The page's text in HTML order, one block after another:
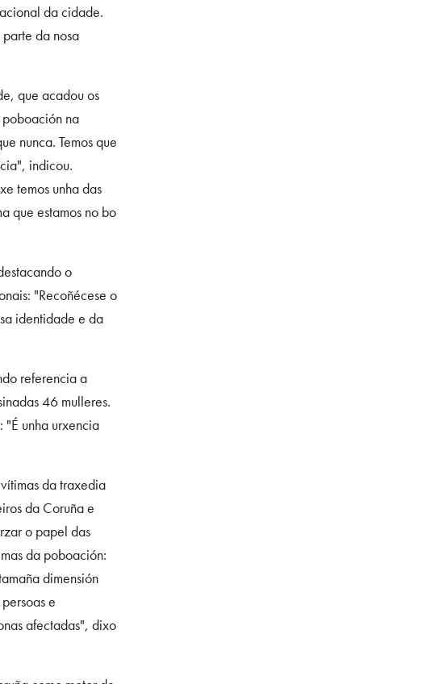
da cidade.
da nosa
que acadou os
na
nunca. Temos que
indicou.
temos unha das
que estamos no bo
o
"Recoñécese o
identidade e da
referencia a
46 mulleres.
unha urxencia
da traxedia
da Coruña e
o papel das
da poboación:
dimensión
e
afectadas", dixo